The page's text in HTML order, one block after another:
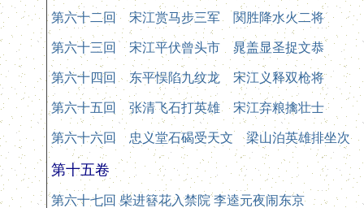
第六十二回 宋江赏马步三军 関胜降水火二将
第六十三回 宋江平伏曾头市 晁盖显圣捉文恭
第六十四回 东平悮陷九纹龙 宋江义释双枪将
第六十五回 张清飞石打英雄 宋江弃粮擒壮士
第六十六回 忠义堂石碣受天文 梁山泊英雄排坐次
第十五卷
第六十七回 柴进簮花入禁院 李逵元夜闹东京